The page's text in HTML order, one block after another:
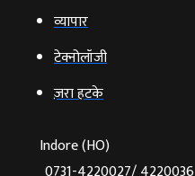
व्‍यापार
टेक्‍नोलॉजी
ज़रा हटके
Indore (HO)